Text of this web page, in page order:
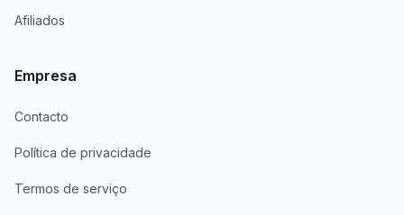
Afiliados
Empresa
Contacto
Política de privacidade
Termos de serviço